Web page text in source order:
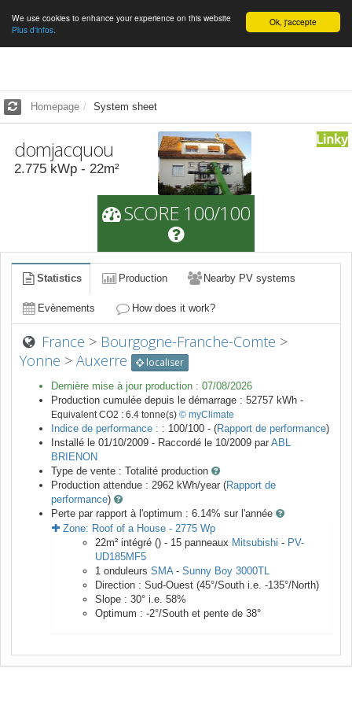
English Ok, j'accepte
We use cookies to enhance your experience on this website
Plus d'infos.
Homepage System sheet
domjacquou
2.775 kWp - 22m²
SCORE 100/100
Statistics Production Nearby PV systems
Evènements How does it work?
France > Bourgogne-Franche-Comte >
Yonne > Auxerre localiser
Dernière mise à jour production : 07/08/2026
Production cumulée depuis le démarrage : 52757 kWh -
Equivalent CO2 : 6.4 tonne(s) © myClimate
Indice de performance : : 100/100 - (Rapport de performance)
Installé le 01/10/2009 - Raccordé le 10/2009 par ABL
BRIENON
Type de vente : Totalité production
Production attendue : 2962 kWh/year (Rapport de
performance)
Perte par rapport à l'optimum : 6.14% sur l'année
Zone: Roof of a House - 2775 Wp
22m² intégré () - 15 panneaux Mitsubishi - PV-
UD185MF5
1 onduleurs SMA - Sunny Boy 3000TL
Direction : Sud-Ouest (45°/South i.e. -135°/North)
Slope : 30° i.e. 58%
Optimum : -2°/South et pente de 38°